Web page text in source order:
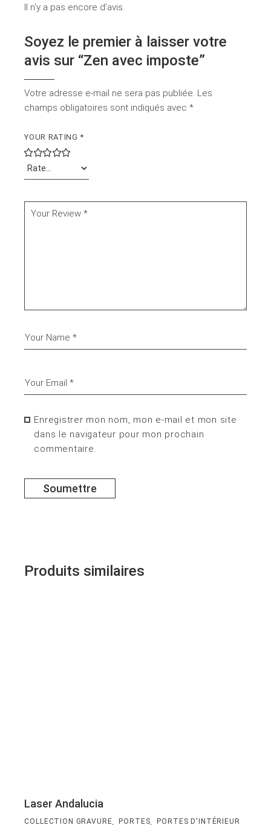
Il n’y a pas encore d’avis.
Soyez le premier à laisser votre
avis sur “Zen avec imposte”
Votre adresse e-mail ne sera pas publiée. Les
champs obligatoires sont indiqués avec*
YOUR RATING*
Enregistrer mon nom, mon e-mail et mon site
dans le navigateur pour mon prochain
commentaire.
Soumettre
Produits similaires
Laser Andalucia
COLLECTION GRAVURE PORTES PORTES D'INTÉRIEUR